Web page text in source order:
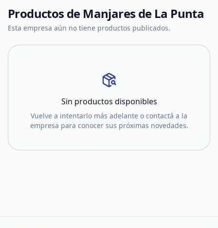
Productos de Manjares de La Punta
Esta empresa aún no tiene productos publicados.
Sin productos disponibles
Vuelve a intentarlo más adelante o contactá a la
empresa para conocer sus próximas novedades.